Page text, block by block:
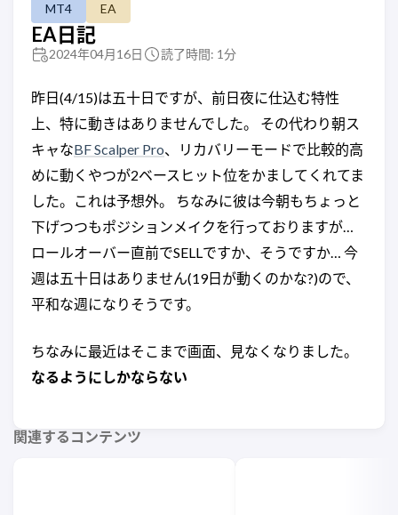
MT4 EA
EA日記
2024年04月16日 読了時間: 1分
昨日(4/15)は五十日ですが、前日夜に仕込む特性
上、特に動きはありませんでした。 その代わり朝ス
キャなBF Scalper Pro、リカバリーモードで比較的高
めに動くやつが2ベースヒット位をかましてくれてま
した。これは予想外。 ちなみに彼は今朝もちょっと
下げつつもポジションメイクを行っておりますが…
ロールオーバー直前でSELLですか、そうですか… 今
週は五十日はありません(19日が動くのかな?)ので、
平和な週になりそうです。
ちなみに最近はそこまで画面、見なくなりました。
なるようにしかならない
関連するコンテンツ